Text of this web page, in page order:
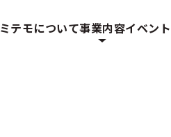
ミテモについて事業内容イベント